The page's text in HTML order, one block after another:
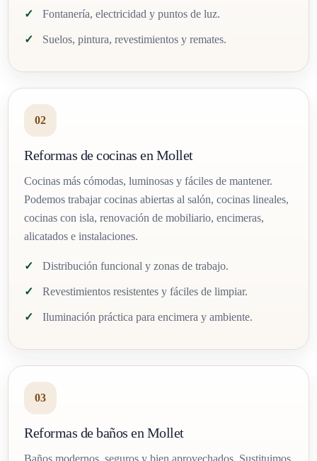
Fontanería, electricidad y puntos de luz.
Suelos, pintura, revestimientos y remates.
02
Reformas de cocinas en Mollet
Cocinas más cómodas, luminosas y fáciles de mantener.
Podemos trabajar cocinas abiertas al salón, cocinas lineales,
cocinas con isla, renovación de mobiliario, encimeras,
alicatados e instalaciones.
Distribución funcional y zonas de trabajo.
Revestimientos resistentes y fáciles de limpiar.
Iluminación práctica para encimera y ambiente.
03
Reformas de baños en Mollet
Baños modernos, seguros y bien aprovechados. Sustituimos